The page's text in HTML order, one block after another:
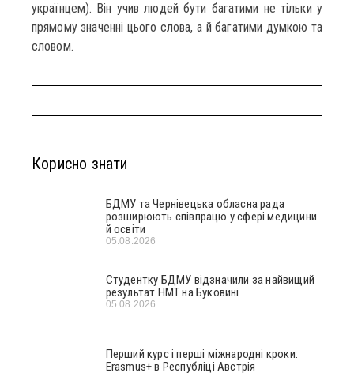
українцем). Він учив людей бути багатими не тільки у
прямому значенні цього слова, а й багатими думкою та
словом.
Корисно знати
БДМУ та Чернівецька обласна рада
розширюють співпрацю у сфері медицини
й освіти
05.08.2026
Студентку БДМУ відзначили за найвищий
результат НМТ на Буковині
05.08.2026
Перший курс і перші міжнародні кроки:
Erasmus+ в Республіці Австрія